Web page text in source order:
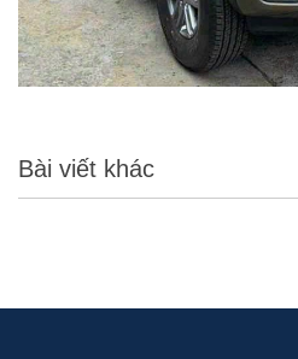
Bài viết khác